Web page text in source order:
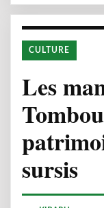
CULTURE
Les
sursis